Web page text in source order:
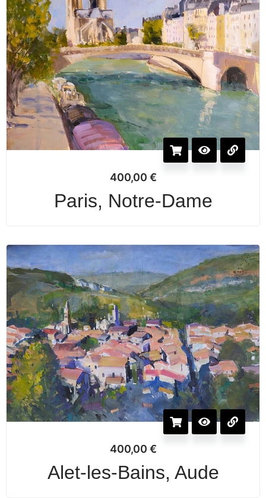
400,00 €
Paris, Notre-Dame
400,00 €
Alet-les-Bains, Aude